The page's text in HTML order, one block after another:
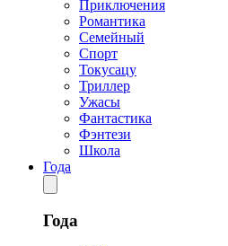
Приключения
Романтика
Семейный
Спорт
Токусацу
Триллер
Ужасы
Фантастика
Фэнтези
Школа
Года
Года